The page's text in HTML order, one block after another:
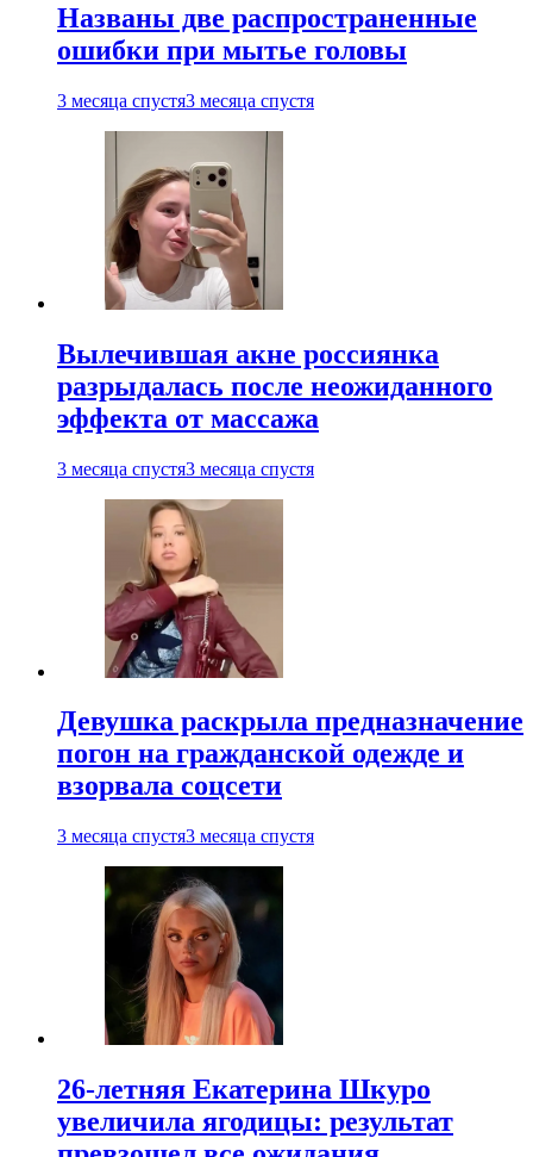
Названы две распространенные
ошибки при мытье головы
3 месяца спустя3 месяца спустя
Вылечившая акне россиянка
разрыдалась после неожиданного
эффекта от массажа
3 месяца спустя3 месяца спустя
Девушка раскрыла предназначение
погон на гражданской одежде и
взорвала соцсети
3 месяца спустя3 месяца спустя
26-летняя Екатерина Шкуро
увеличила ягодицы: результат